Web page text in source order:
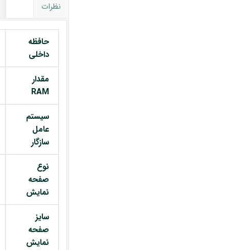
نظرات
حافظه
داخلی
مقدار
RAM
سیستم
عامل
سازگار
نوع
صفحه
نمایش
سایز
صفحه
نمایش